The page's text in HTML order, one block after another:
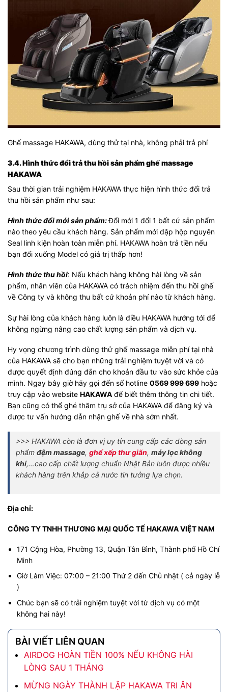
Ghế massage HAKAWA, dùng thử tại nhà, không phải trả phí
3.4. Hình thức đổi trả thu hồi sản phẩm ghế massage
HAKAWA
Sau thời gian trải nghiệm HAKAWA thực hiện hình thức đổi trả
thu hồi sản phẩm như sau:
Hình thức đổi mới sản phẩm:Đổi mới 1 đổi 1 bất cứ sản phẩm
nào theo yêu cầu khách hàng. Sản phẩm mới đập hộp nguyên
Seal linh kiện hoàn toàn miễn phí. HAKAWA hoàn trả tiền nếu
bạn đổi xuống Model có giá trị thấp hơn!
Hình thức thu hồi: Nếu khách hàng không hài lòng về sản
phẩm, nhân viên của HAKAWA có trách nhiệm đến thu hồi ghế
về Công ty và không thu bất cứ khoản phí nào từ khách hàng.
Sự hài lòng của khách hàng luôn là điều HAKAWA hướng tới để
không ngừng nâng cao chất lượng sản phẩm và dịch vụ.
Hy vọng chương trình dùng thử ghế massage miễn phí tại nhà
của HAKAWA sẽ cho bạn những trải nghiệm tuyệt vời và có
được quyết định đúng đắn cho khoản đầu tư vào sức khỏe của
mình. Ngay bây giờ hãy gọi đến số hotline 0569 999 699 hoặc
truy cập vào website HAKAWA để biết thêm thông tin chi tiết.
Bạn cũng có thể ghé thăm trụ sở của HAKAWA để đăng ký và
được tư vấn hướng dẫn nhận ghế về nhà sớm nhất.
>>> HAKAWA còn là đơn vị uy tín cung cấp các dòng sản
phẩm đệm massage, ghế xếp thư giãn, máy lọc không
khí,…cao cấp chất lượng chuẩn Nhật Bản luôn được nhiều
khách hàng trên khắp cả nước tin tưởng lựa chọn.
Địa chỉ:
CÔNG TY TNHH THƯƠNG MẠI QUỐC TẾ HAKAWA VIỆT NAM
171 Cộng Hòa, Phường 13, Quận Tân Bình, Thành phố Hồ Chí
Minh
Giờ Làm Việc: 07:00 – 21:00 Thứ 2 đến Chủ nhật ( cả ngày lễ
)
Chúc bạn sẽ có trải nghiệm tuyệt vời từ dịch vụ có một
không hai này!
BÀI VIẾT LIÊN QUAN
AIRDOG HOÀN TIỀN 100% NẾU KHÔNG HÀI
LÒNG SAU 1 THÁNG
MỪNG NGÀY THÀNH LẬP HAKAWA TRI ÂN